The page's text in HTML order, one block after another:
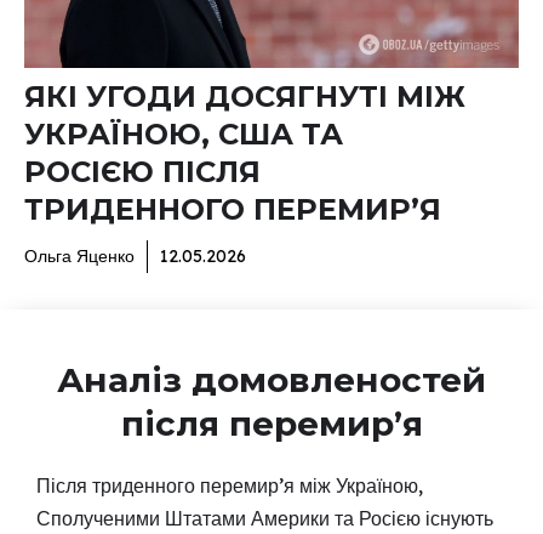
ЯКІ УГОДИ ДОСЯГНУТІ МІЖ
УКРАЇНОЮ, США ТА
РОСІЄЮ ПІСЛЯ
ТРИДЕННОГО ПЕРЕМИР’Я
Ольга Яценко 12.05.2026
Аналіз домовленостей
після перемир’я
Після триденного перемир’я між Україною,
Сполученими Штатами Америки та Росією існують